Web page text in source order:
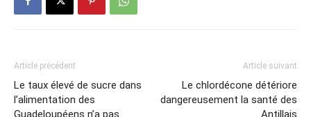
Article précédent
Le taux élevé de sucre dans
l’alimentation des
Guadeloupéens n’a pas
Article suivant
Le chlordécone détériore
dangereusement la santé des
Antillais